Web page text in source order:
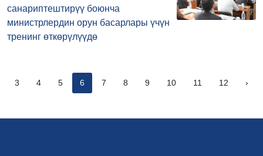
санариптештирүү боюнча
министрлердин орун басарлары үчүн
тренинг өткөрүлүүдө
3 4 5 6 7 8 9 10 11 12 ›